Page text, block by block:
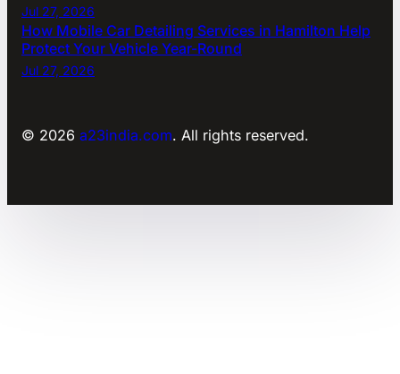
Jul 27, 2026
How Mobile Car Detailing Services in Hamilton Help
Protect Your Vehicle Year-Round
Jul 27, 2026
© 2026 a23india.com. All rights reserved.